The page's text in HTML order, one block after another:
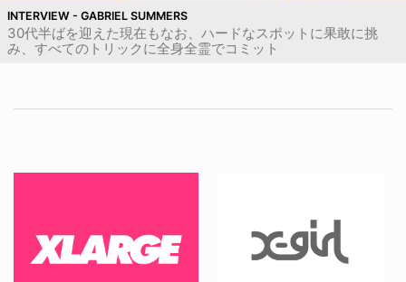
INTERVIEW - GABRIEL SUMMERS
30代半ばを迎えた現在もなお、ハードなスポットに果敢に挑
み、すべてのトリックに全身全霊でコミット